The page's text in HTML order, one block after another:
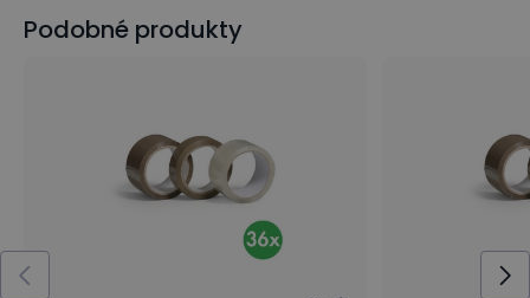
Podobné produkty